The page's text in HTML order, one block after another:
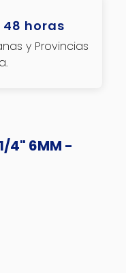
48 horas
y Provincias
4" 6MM -